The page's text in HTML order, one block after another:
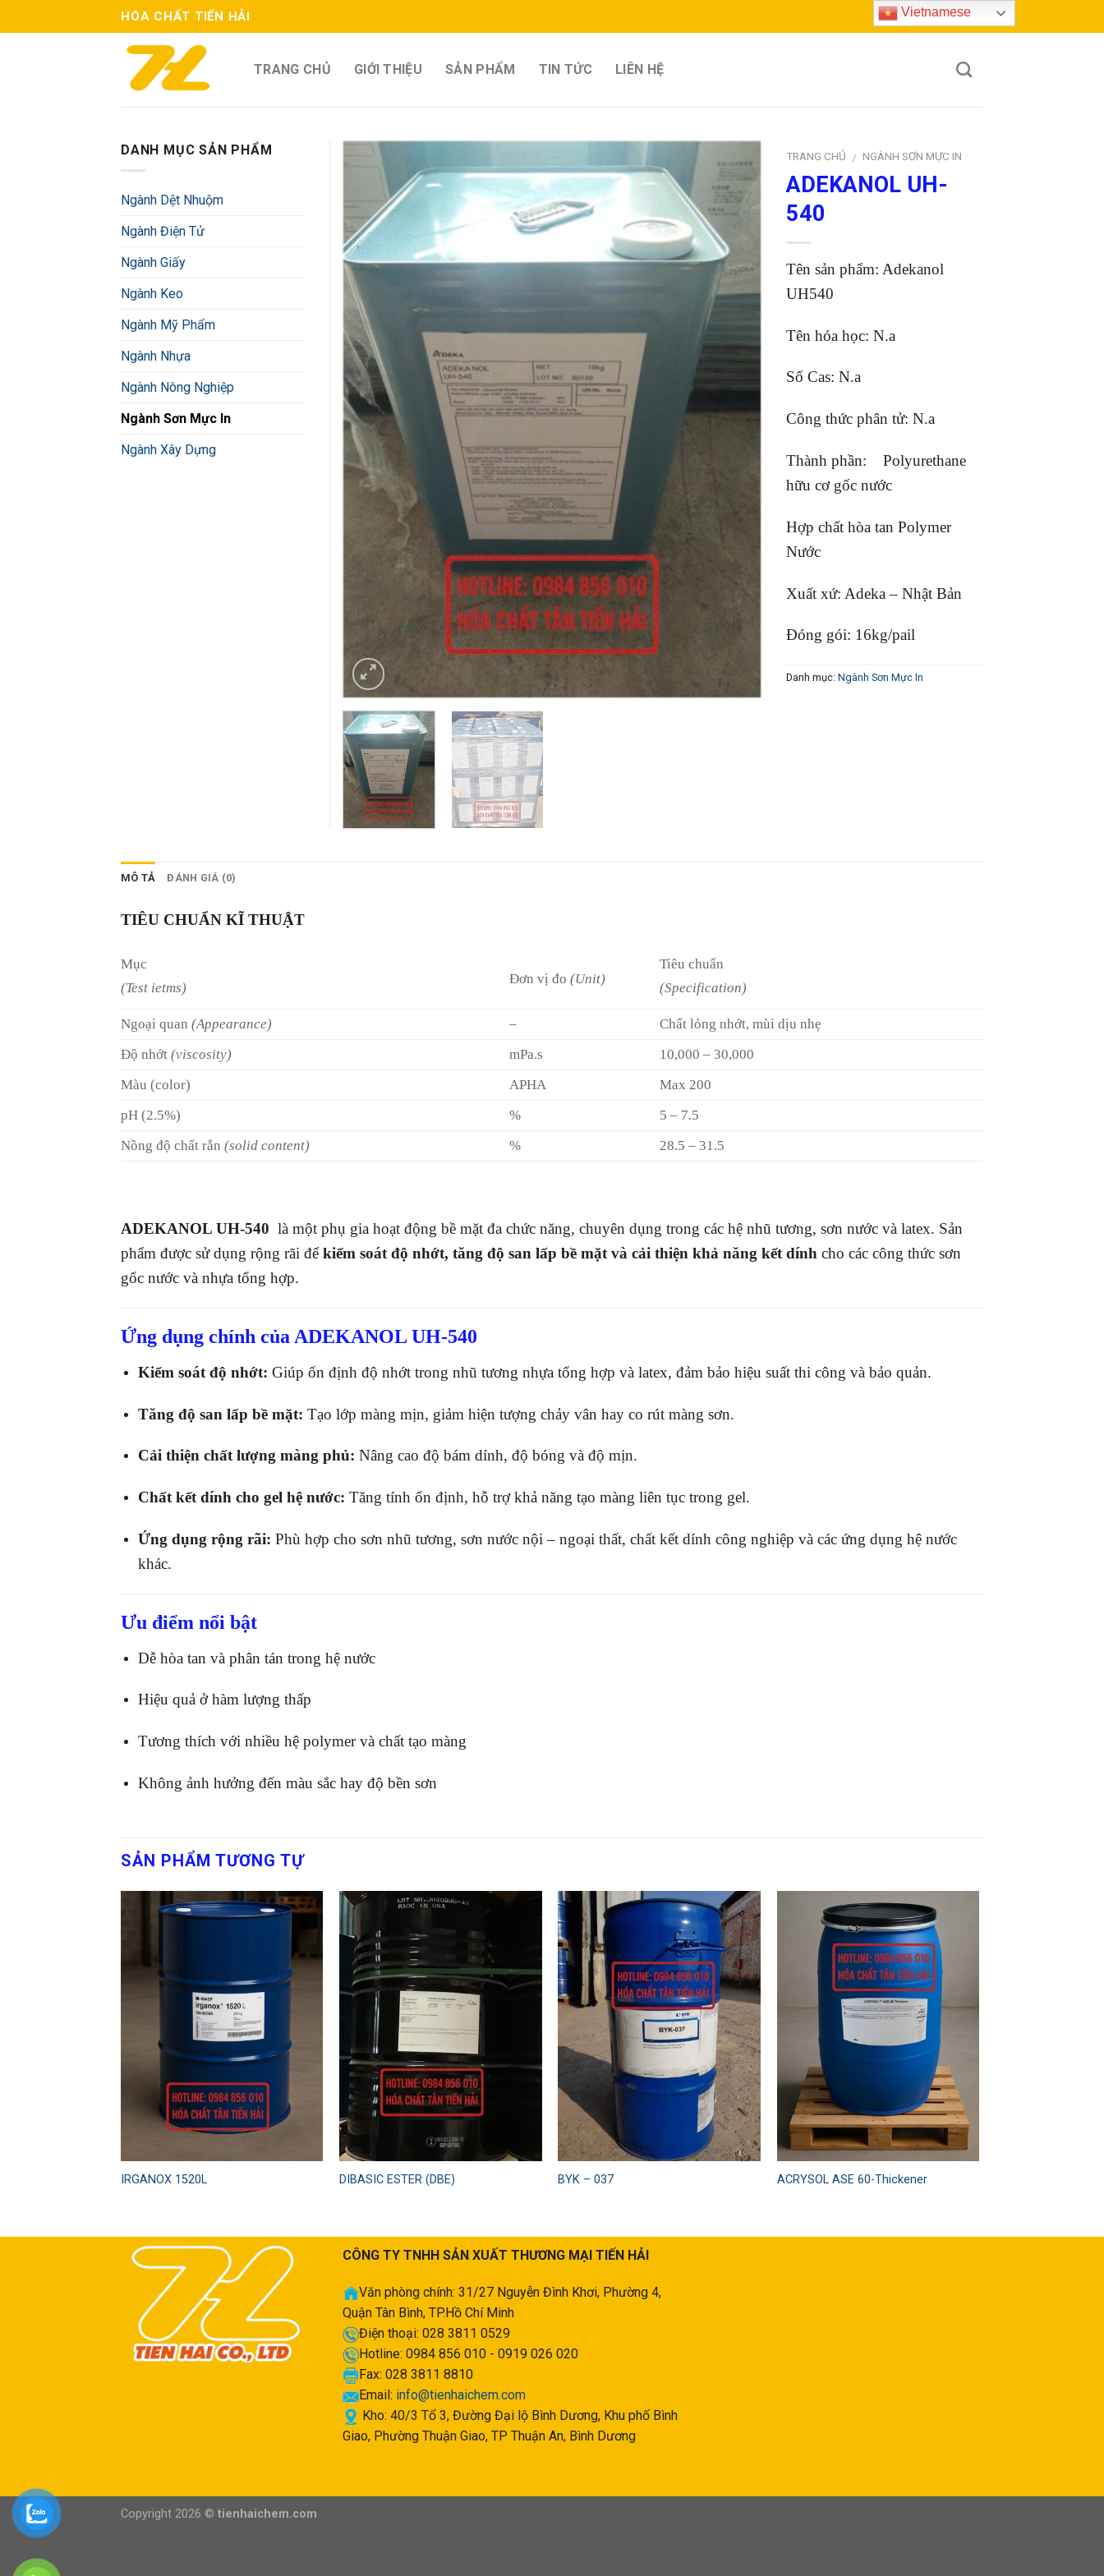
to
HÓA CHẤT TIẾN HẢI
TRANG CHỦ GIỚI THIỆU SẢN PHẨM TIN TỨC LIÊN HỆ
Add to
wishlist
TRANG CHỦ / NGÀNH SƠN MỰC IN
ADEKANOL UH-
540
Tên sản phẩm: Adekanol
UH540
Tên hóa học: N.a
Số Cas: N.a
Công thức phân tử: N.a
Thành phần: Polyurethane
hữu cơ gốc nước
Hợp chất hòa tan Polymer
Nước
Xuất xứ: Adeka – Nhật Bản
Đóng gói: 16kg/pail
Danh mục: Ngành Sơn Mực In
DANH MỤC SẢN PHẨM
Ngành Dệt Nhuộm
Ngành Điện Tử
Ngành Giấy
Ngành Keo
Ngành Mỹ Phẩm
Ngành Nhựa
Ngành Nông Nghiệp
Ngành Sơn Mực In
Ngành Xây Dựng
MÔ TẢ ĐÁNH GIÁ (0)
TIÊU CHUẨN KĨ THUẬT
Mục
(Test ietms)
Đơn vị đo(Unit)
Tiêu chuẩn
(Specification)
Ngoại quan (Appearance) –
Chất lỏng nhớt, mùi dịu nhẹ
Độ nhớt (viscosity) mPa.s
10,000 – 30,000
Màu (color)
APHA
Max 200
pH (2.5%)
%
5 – 7.5
Nồng độ chất rắn (solid content) % 28.5 – 31.5
ADEKANOL UH-540 là một phụ gia hoạt động bề mặt đa chức năng, chuyên dụng trong các hệ nhũ tương, sơn nước và latex. Sản
phẩm được sử dụng rộng rãi đểkiểm soát độ nhớt, tăng độ san lấp bề mặt và cải thiện khả năng kết dính cho các công thức sơn
gốc nước và nhựa tổng hợp.
Ứng dụng chính của ADEKANOL UH-540
Kiểm soát độ nhớt: Giúp ổn định độ nhớt trong nhũ tương nhựa tổng hợp và latex, đảm bảo hiệu suất thi công và bảo quản.
Tăng độ san lấp bề mặt: Tạo lớp màng mịn, giảm hiện tượng chảy vân hay co rút màng sơn.
Cải thiện chất lượng màng phủ: Nâng cao độ bám dính, độ bóng và độ mịn.
Chất kết dính cho gel hệ nước: Tăng tính ổn định, hỗ trợ khả năng tạo màng liên tục trong gel.
Ứng dụng rộng rãi: Phù hợp cho sơn nhũ tương, sơn nước nội – ngoại thất, chất kết dính công nghiệp và các ứng dụng hệ nước
khác.
Ưu điểm nổi bật
Dễ hòa tan và phân tán trong hệ nước
Hiệu quả ở hàm lượng thấp
Tương thích với nhiều hệ polymer và chất tạo màng
Không ảnh hưởng đến màu sắc hay độ bền sơn
SẢN PHẨM TƯƠNG TỰ
IRGANOX 1520L DIBASIC ESTER (DBE)
Add to
wishlist
BYK – 037
Add to
wishlist
ACRYSOL ASE 60-Thickener
CÔNG TY TNHH SẢN XUẤT THƯƠNG MẠI TIẾN HẢI
Văn phòng chính: 31/27 Nguyễn Đình Khơi, Phường 4,
Quận Tân Bình, TP.Hồ Chí Minh
Điện thoại: 028 3811 0529
Hotline: 0984 856 010 - 0919 026 020
Fax: 028 3811 8810
Email: info@tienhaichem.com
Kho: 40/3 Tổ 3, Đường Đại lộ Bình Dương, Khu phố Bình
Giao, Phường Thuận Giao, TP Thuận An, Bình Dương
Copyright 2026 © tienhaichem.com
Vietnamese